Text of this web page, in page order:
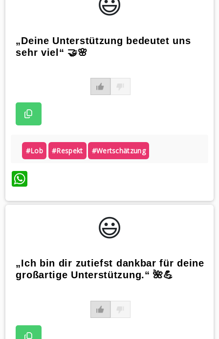
„Deine Unterstützung bedeutet uns
sehr viel“ 🤝🌸
#lob #respekt #wertschätzung
WhatsApp
😃️
„Ich bin dir zutiefst dankbar für deine
großartige Unterstützung.“ 🌺💪